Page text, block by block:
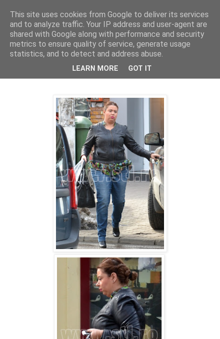
PentruDive.ro
joi, 10 martie 2011
La placinte inainte, la ...sala inapoi
This site uses cookies from Google to deliver its services
and to analyze traffic. Your IP address and user-agent are
shared with Google along with performance and security
metrics to ensure quality of service, generate usage
statistics, and to detect and address abuse.
LEARN MORE GOT IT